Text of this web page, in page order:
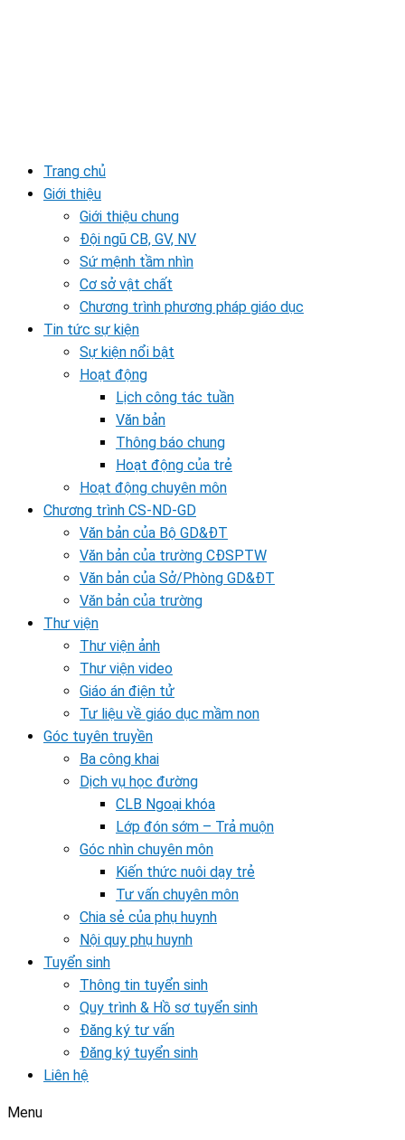
Trang chủ
Giới thiệu
Giới thiệu chung
Đội ngũ CB, GV, NV
Sứ mệnh tầm nhìn
Cơ sở vật chất
Chương trình phương pháp giáo dục
Tin tức sự kiện
Sự kiện nổi bật
Hoạt động
Lịch công tác tuần
Văn bản
Thông báo chung
Hoạt động của trẻ
Hoạt động chuyên môn
Chương trình CS-ND-GD
Văn bản của Bộ GD&ĐT
Văn bản của trường CĐSPTW
Văn bản của Sở/Phòng GD&ĐT
Văn bản của trường
Thư viện
Thư viện ảnh
Thư viện video
Giáo án điện tử
Tư liệu về giáo dục mầm non
Góc tuyên truyền
Ba công khai
Dịch vụ học đường
CLB Ngoại khóa
Lớp đón sớm – Trả muộn
Góc nhìn chuyên môn
Kiến thức nuôi dạy trẻ
Tư vấn chuyên môn
Chia sẻ của phụ huynh
Nội quy phụ huynh
Tuyển sinh
Thông tin tuyển sinh
Quy trình & Hồ sơ tuyển sinh
Đăng ký tư vấn
Đăng ký tuyển sinh
Liên hệ
Menu